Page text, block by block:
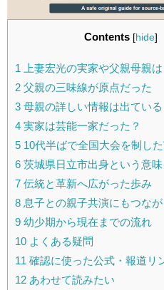
Contents [hide]
1 上妻宏光の実家や父親母親は
2 父親の三味線が原点だった
3 母親の詳しい情報は出ている
4 実家は芸能一家だった？
5 10代半ばで全国大会を制し
6 茨城県日立市出身という意味
7 伝統と革新へ広がった歩み
8 息子との親子共演にもつな
9 幼少期から現在までの流れ
10 よくある疑問
11 確認に使った公式・報道リ
12 あわせて読みたい